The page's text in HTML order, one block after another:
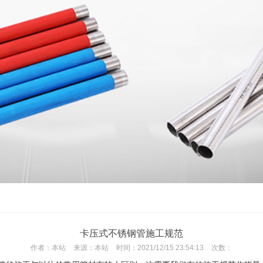
卡压式不锈钢管施工规范
作者： 本站 来源： 本站 时间： 2021/12/15 23:54:13 次数：